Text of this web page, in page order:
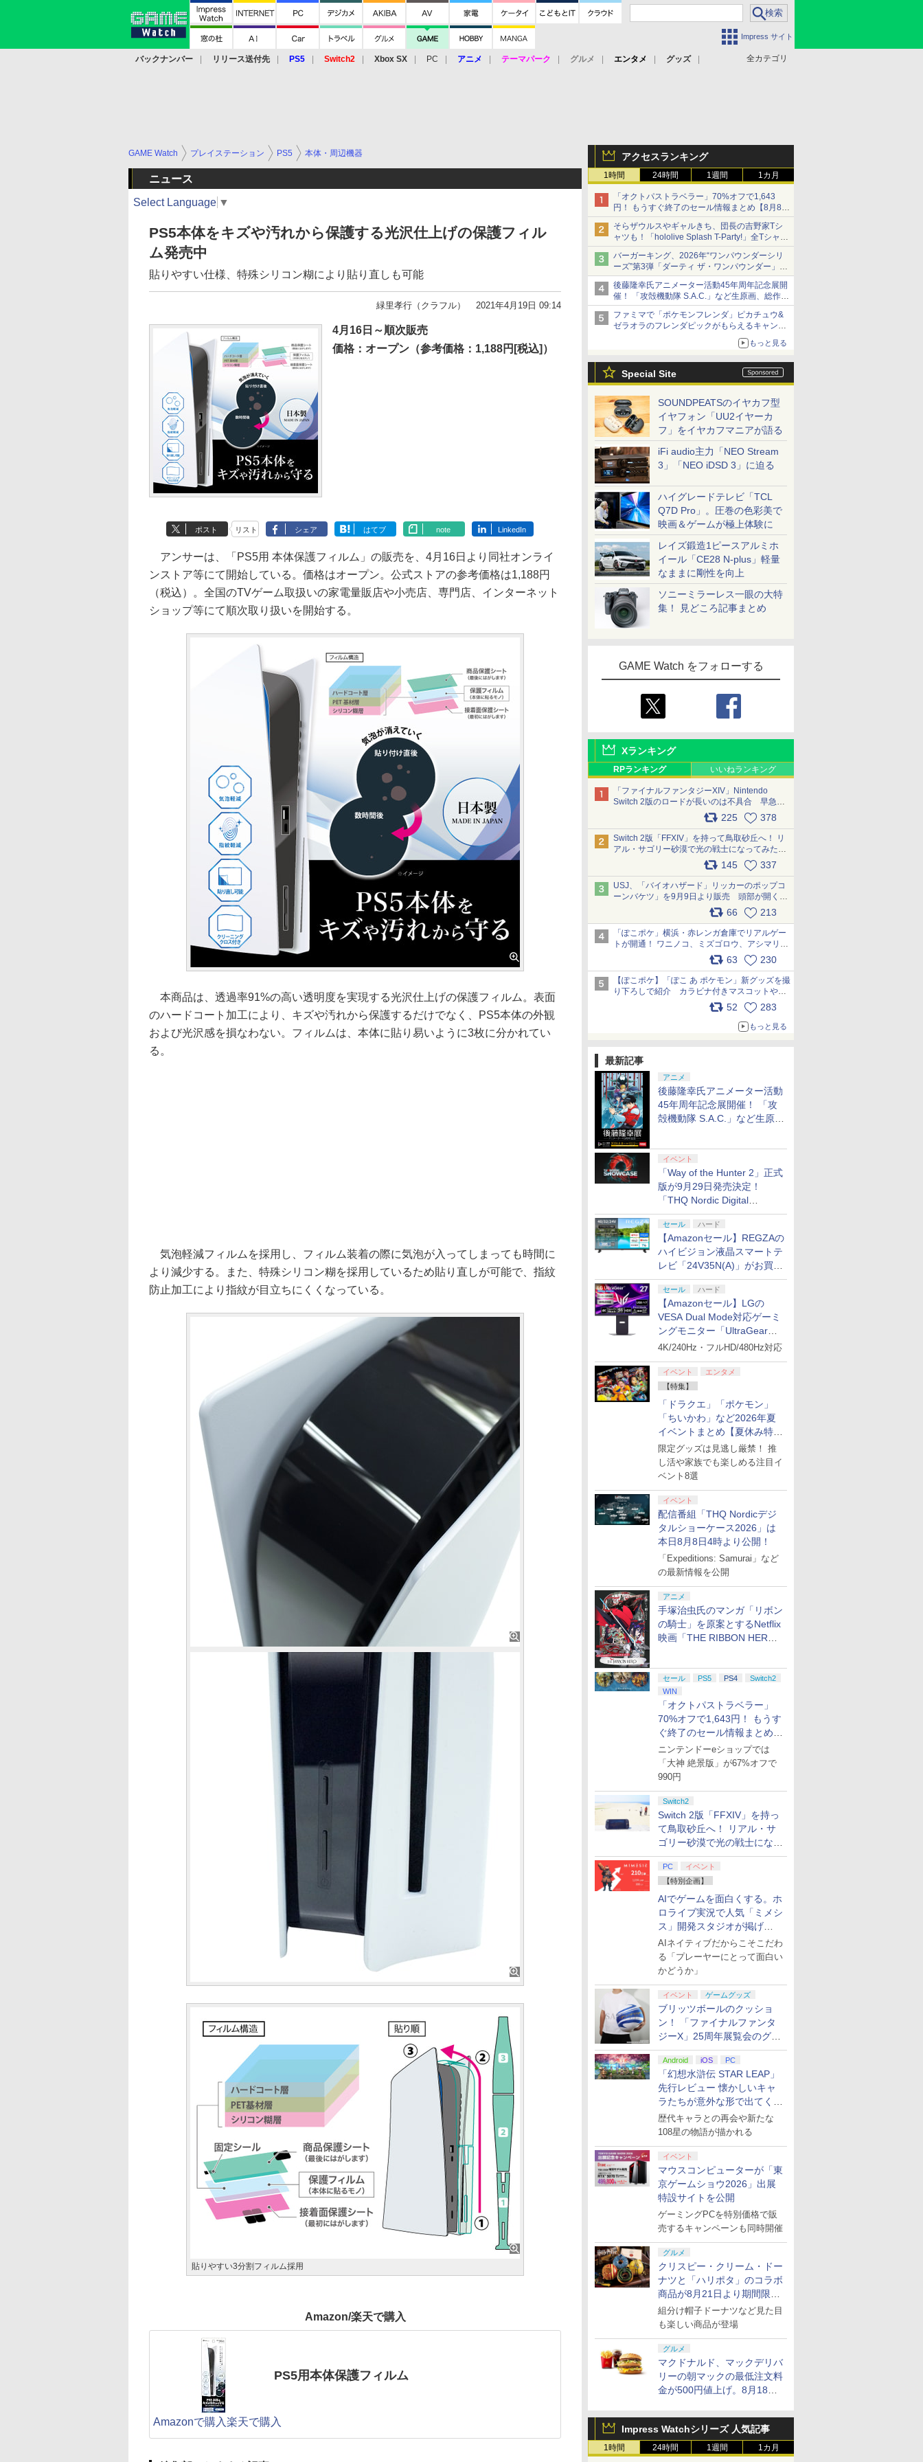
Impress サイト
全カテゴリ
バックナンバー リリース送付先 PS5 Switch2 Xbox SX PC アニメ テーマパーク グルメ エンタメ
グッズ
アクセスランキング
1時間 24時間 1週間 1カ月
「オクトパストラベラー」70%オフで1,643
円！ もうすぐ終了のセール情報まとめ【8月8日
更新】
ニンテンドーeショップでは「大神 絶景版」が
67%オフで990円
そらザウルスやギャルきち、団長の吉野家Tシ
ャツも！「hololive Splash T-Party!」全Tシャツ
ラインナップ公開＆オンライン販売開始
バーガーキング、2026年“ワンパウンダーシリ
ーズ”第3弾「ダーティ ザ・ワンパウンダー」を
8月7日発売
「特製ガーリックマヨソース」を使用した超大
型チーズバーガー
後藤隆幸氏アニメーター活動45年周年記念展開
催！ 「攻殻機動隊 S.A.C.」など生原画、総作画
監督修正が展示
ファミマで「ポケモンフレンダ」ピカチュウ&
ゼラオラのフレンダピックがもらえるキャンペ
もっと見る
Special Site
SOUNDPEATSのイヤカフ型
イヤフォン「UU2イヤーカ
フ」をイヤカフマニアが語る
iFi audio主力「NEO Stream
3」「NEO iDSD 3」に迫る
ハイグレードテレビ「TCL
Q7D Pro」。圧巻の色彩美で
映画＆ゲームが極上体験に
レイズ鍛造1ピースアルミホ
イール「CE28 N-plus」軽量
なままに剛性を向上
ソニーミラーレス一眼の大特
集！ 見どころ記事まとめ
GAME Watch をフォローする
Xランキング
RPランキング いいねランキング
「ファイナルファンタジーXIV」Nintendo
Switch 2版のロードが長いのは不具合 早急に
アップデートできるよう対応中225 378
Switch 2版「FFXIV」を持って鳥取砂丘へ！ リ
アル・サゴリー砂漠で光の戦士になってみた
145 337
USJ、「バイオハザード」リッカーのポップコ
ーンバケツ」を9月9日より販売 頭部が開く仕
組み。味は恐怖を堪のう「味噌フレーバー」
66 213
「ぽこポケ」横浜・赤レンガ倉庫でリアルゲー
トが開通！ ワニノコ、ミズゴロウ、アシマリ登
場シーンをレポート pic.x.com/LDgEByVl6D
63 230
【ぽこポケ】「ぽこ あ ポケモン」新グッズを撮
り下ろしで紹介 カラビナ付きマスコットやス
52 283
もっと見る
最新記事
アニメ
後藤隆幸氏アニメーター活動
45年周年記念展開催！ 「攻
殻機動隊 S.A.C.」など生原
イベント
「Way of the Hunter 2」正式
版が9月29日発売決定！
「THQ Nordic Digital
Showcase 2026」まとめ
セール ハード
【Amazonセール】REGZAの
ハイビジョン液晶スマートテ
レビ「24V35N(A)」がお買い
得！
セール ハード
【Amazonセール】LGの
VESA Dual Mode対応ゲーミ
ングモニター「UltraGear
27G850A-B」がお買い得！
4K/240Hz・フルHD/480Hz対応
イベント
エンタメ
【特集】
「ドラクエ」「ポケモン」
「ちいかわ」など2026年夏
イベントまとめ【夏休み特
集】
限定グッズは見逃し厳禁！ 推
し活や家族でも楽しめる注目イ
ベント8選
イベント
配信番組「THQ Nordicデジ
タルショーケース2026」は
本日8月8日4時より公開！
「Expeditions: Samurai」など
の最新情報を公開
アニメ
手塚治虫氏のマンガ「リボン
の騎士」を原案とするNetflix
映画「THE RIBBON HERO
セール PS5 PS4
Switch2
WIN
「オクトパストラベラー」
70%オフで1,643円！ もうす
ぐ終了のセール情報まとめ
【8月8日更新】
ニンテンドーeショップでは
「大神 絶景版」が67%オフで
990円
Switch2
Switch 2版「FFXIV」を持っ
て鳥取砂丘へ！ リアル・サ
ゴリー砂漠で光の戦士になっ
てみた
PC
イベント
【特別企画】
AIでゲームを面白くする。ホ
ロライブ実況で人気「ミメシ
ス」開発スタジオが掲げ
る“AI活用の信念”とは？【講
演レポート】
AIネイティブだからこそこだわ
る「プレーヤーにとって面白い
かどうか」
イベント ゲームグッズ
ブリッツボールのクッショ
ン！ 「ファイナルファンタ
ジーX」25周年展覧会のグッ
ズ情報が公開
Android iOS PC
「幻想水滸伝 STAR LEAP」
先行レビュー 懐かしいキャ
ラたちが意外な形で出てくる
シリーズ完全新作！
歴代キャラとの再会や新たな
108星の物語が描かれる
イベント
マウスコンピューターが「東
京ゲームショウ2026」出展
特設サイトを公開
ゲーミングPCを特別価格で販
売するキャンペーンも同時開催
グルメ
クリスピー・クリーム・ドー
ナツと「ハリポタ」のコラボ
商品が8月21日より期間限定
で発売
組分け帽子ドーナツなど見た目
も楽しい商品が登場
グルメ
マクドナルド、マックデリバ
リーの朝マックの最低注文料
金が500円値上げ。8月18日
Impress Watchシリーズ 人気記事
1時間 24時間 1週間 1カ月
GAME Watch プレイステーション PS5 本体・周辺機器
ニュース
Select Language ▼
PS5本体をキズや汚れから保護する光沢仕上げの保護フィル
ム発売中
貼りやすい仕様、特殊シリコン糊により貼り直しも可能
緑里孝行（クラフル） 2021年4月19日 09:14
4月16日～順次販売
価格：オープン（参考価格：1,188円[税込]）
ポスト リスト シェア はてブ note LinkedIn
アンサーは、「PS5用 本体保護フィルム」の販売を、4月16日より同社オンライ
ンストア等にて開始している。価格はオープン。公式ストアの参考価格は1,188円
（税込）。全国のTVゲーム取扱いの家電量販店や小売店、専門店、インターネット
ショップ等にて順次取り扱いを開始する。
本商品は、透過率91%の高い透明度を実現する光沢仕上げの保護フィルム。表面
のハードコート加工により、キズや汚れから保護するだけでなく、PS5本体の外観
および光沢感を損なわない。フィルムは、本体に貼り易いように3枚に分かれてい
る。
気泡軽減フィルムを採用し、フィルム装着の際に気泡が入ってしまっても時間に
より減少する。また、特殊シリコン糊を採用しているため貼り直しが可能で、指紋
防止加工により指紋が目立ちにくくなっている。
貼りやすい3分割フィルム採用
Amazon/楽天で購入
PS5用本体保護フィルム
Amazonで購入楽天で購入